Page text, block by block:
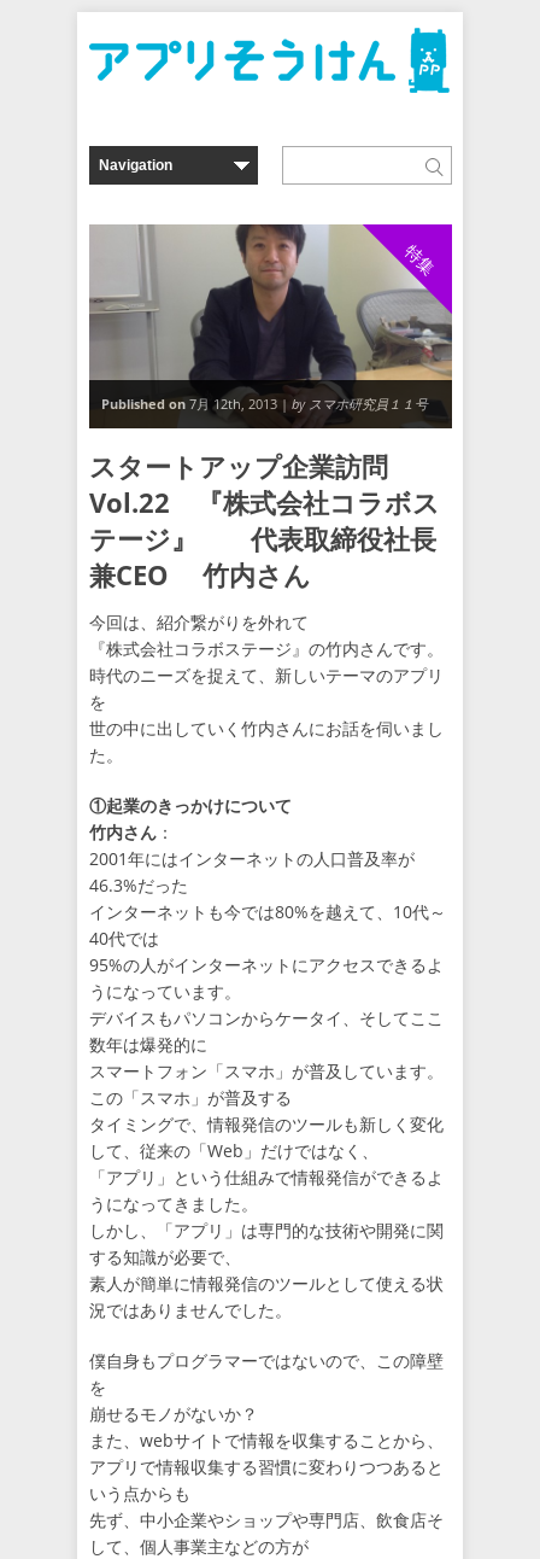
特集
Published on 7月 12th, 2013 | by スマホ研究員１１号
スタートアップ企業訪問
Vol.22 『株式会社コラボス
テージ』 代表取締役社長
兼CEO 竹内さん
今回は、紹介繋がりを外れて
『株式会社コラボステージ』の竹内さんです。
時代のニーズを捉えて、新しいテーマのアプリ
を
世の中に出していく竹内さんにお話を伺いまし
た。
①起業のきっかけについて
竹内さん ：
2001年にはインターネットの人口普及率が
46.3%だった
インターネットも今では80%を越えて、10代～
40代では
95%の人がインターネットにアクセスできるよ
うになっています。
デバイスもパソコンからケータイ、そしてここ
数年は爆発的に
スマートフォン「スマホ」が普及しています。
この「スマホ」が普及する
タイミングで、情報発信のツールも新しく変化
して、従来の「Web」だけではなく、
「アプリ」という仕組みで情報発信ができるよ
うになってきました。
しかし、「アプリ」は専門的な技術や開発に関
する知識が必要で、
素人が簡単に情報発信のツールとして使える状
況ではありませんでした。
僕自身もプログラマーではないので、この障壁
を
崩せるモノがないか？
また、webサイトで情報を収集することから、
アプリで情報収集する習慣に変わりつつあると
いう点からも
先ず、中小企業やショップや専門店、飲食店そ
して、個人事業主などの方が